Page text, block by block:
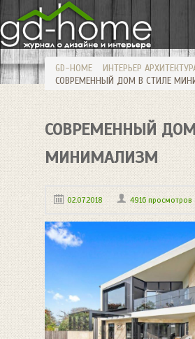
GD-HOME ИНТЕРЬЕР
СОВРЕМЕННЫЙ ДОМ В СТИЛЕ
СОВРЕМЕННЫЙ
МИНИМАЛИЗМ
02.07.2018 4916 просмотров